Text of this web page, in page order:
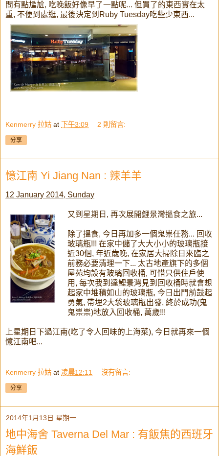
間有點尷尬, 吃晚飯好像早了一點呢... 但買了的東西實在太
重, 不便到處逛, 最後決定到Ruby Tuesday吃些少東西...
Kenmerry 拉姑 at 下午3:09 2 則留言:
分享
憶江南 Yi Jiang Nan : 辣羊羊
12 January 2014, Sunday
又到星期日, 再次展開鯉景灣搵食之旅...
除了搵食, 今日再加多一個鬼祟任務... 回收
玻璃瓶!!! 在家中儲了大大小小的玻璃瓶接
近30個, 年近歳晚, 在家居大掃除日來臨之
前務必要清理一下... 太古地產旗下的多個
屋苑均設有玻璃回收桶, 可惜只供住戶使
用, 每次我到達鯉景灣見到回收桶時就會想
起家中堆積如山的玻璃瓶, 今日出門前鼓起
勇氣, 帶埋2大袋玻璃瓶出發, 終於成功(鬼
鬼祟祟)地放入回收桶, 萬歲!!!
上星期日下過江南(吃了令人回味的上海菜), 今日就再來一個
憶江南吧...
Kenmerry 拉姑 at 凌晨12:11 沒有留言:
分享
2014年1月13日 星期一
地中海舍 Taverna Del Mar : 有飯焦的西班牙
海鮮飯